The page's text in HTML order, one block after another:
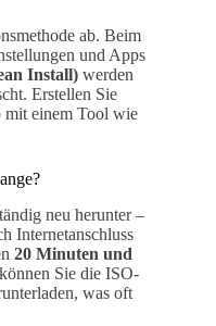
ab. Beim
und Apps
Install) werden
Erstellen Sie
mit einem Tool wie
neu herunter –
Internetanschluss
20 Minuten und
Sie die ISO-
was oft